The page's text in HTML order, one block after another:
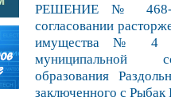
РЕШЕНИЕ № 468-
согласовании
имущества № 4
муниципальной
образования
заключенного с